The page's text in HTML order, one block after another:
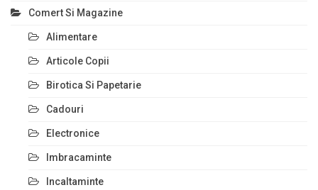
Comert Si Magazine
Alimentare
Articole Copii
Birotica Si Papetarie
Cadouri
Electronice
Imbracaminte
Incaltaminte